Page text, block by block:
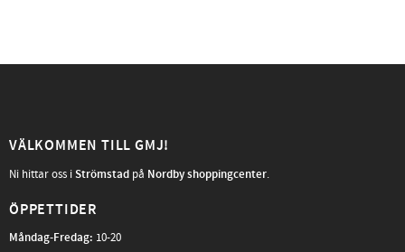
VÄLKOMMEN TILL GMJ!
Ni hittar oss iStrömstad på Nordby shoppingcenter.
ÖPPETTIDER
Måndag-Fredag: 10-20